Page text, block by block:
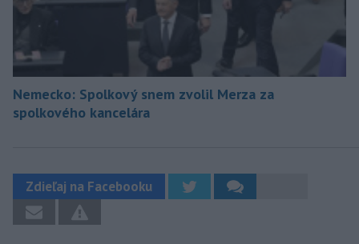
Nemecko: Spolkový snem zvolil Merza za
spolkového kancelára
Zdieľaj na Facebooku